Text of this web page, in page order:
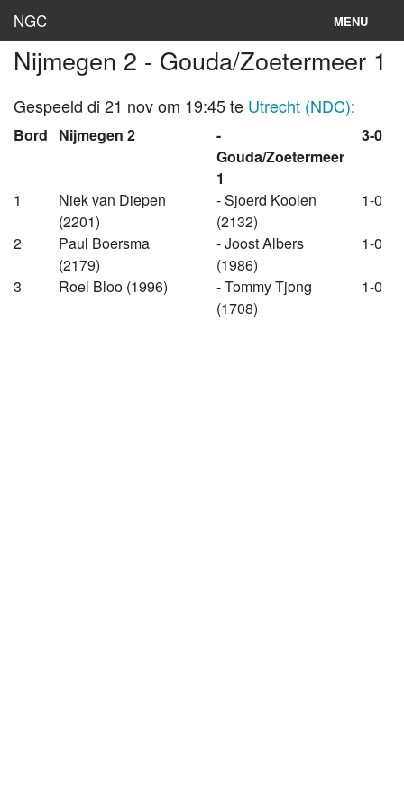
NGC MENU
Inloggen
Stand
Rooster
Archief
Nijmegen 2 - Gouda/Zoetermeer 1
Gespeeld di 21 nov om 19:45 te Utrecht (NDC):
Bord Nijmegen 2
-
Gouda/Zoetermeer
1
3-0
1
Niek van Diepen
(2201)
- Sjoerd Koolen
(2132)
1-0
2
Paul Boersma
(2179)
- Joost Albers
(1986)
1-0
3 Roel Bloo (1996)
- Tommy Tjong
(1708)
1-0